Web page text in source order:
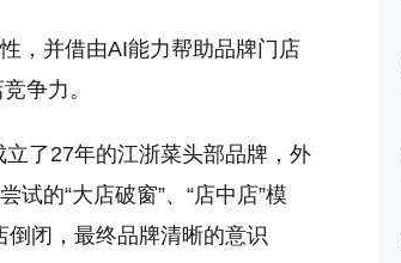
，并借由AI能力帮助品牌门店
争力。
了27年的江浙菜头部品牌，外
试的“大店破窗”、“店中店”模
闭，最终品牌清晰的意识